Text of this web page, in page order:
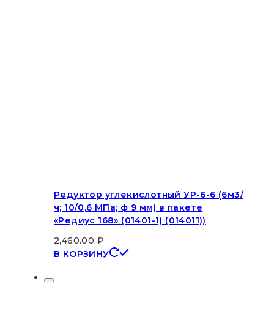
Редуктор углекислотный УР-6-6 (6м3/
ч; 10/0,6 МПа; ф 9 мм) в пакете
«Редиус 168» (01401-1) (014011))
2,460.00 ₽
В КОРЗИНУ